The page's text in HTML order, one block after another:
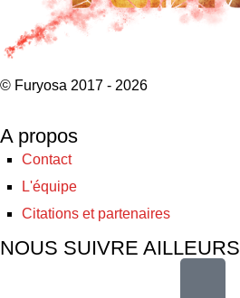
© Furyosa 2017 - 2026
A propos
Contact
L'équipe
Citations et partenaires
NOUS SUIVRE AILLEURS